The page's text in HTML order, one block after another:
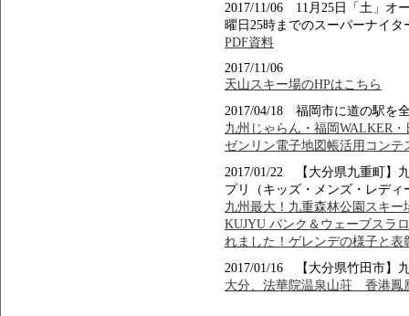
2017/11/06 11月25日「土」オ
曜日25時までのスーパーナイ
PDF資料
2017/11/06
天山スキー場のHPはこちら
2017/04/18 福岡市に道の駅を
九州じゃらん・福岡WALKER
ゼンリン電子地図帳活用コン
2017/01/22 【大分県九重町】
プリ（キッズ・メンズ・レデ
九州最大！九重森林公園スキー
KUJYU バンク＆ウェーブスラ
れました！ゲレンデの様子と
2017/01/16 【大分県竹田市】
大分、法華院温泉山荘 香港鳳